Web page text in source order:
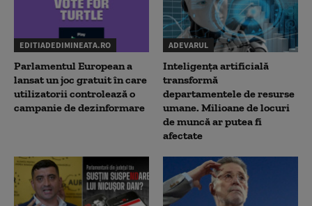
EDITIADEDIMINEATA.RO
Parlamentul European a
lansat un joc gratuit în care
utilizatorii controlează o
campanie de dezinformare
ADEVARUL
Inteligența artificială
transformă
departamentele de resurse
umane. Milioane de locuri
de muncă ar putea fi
afectate